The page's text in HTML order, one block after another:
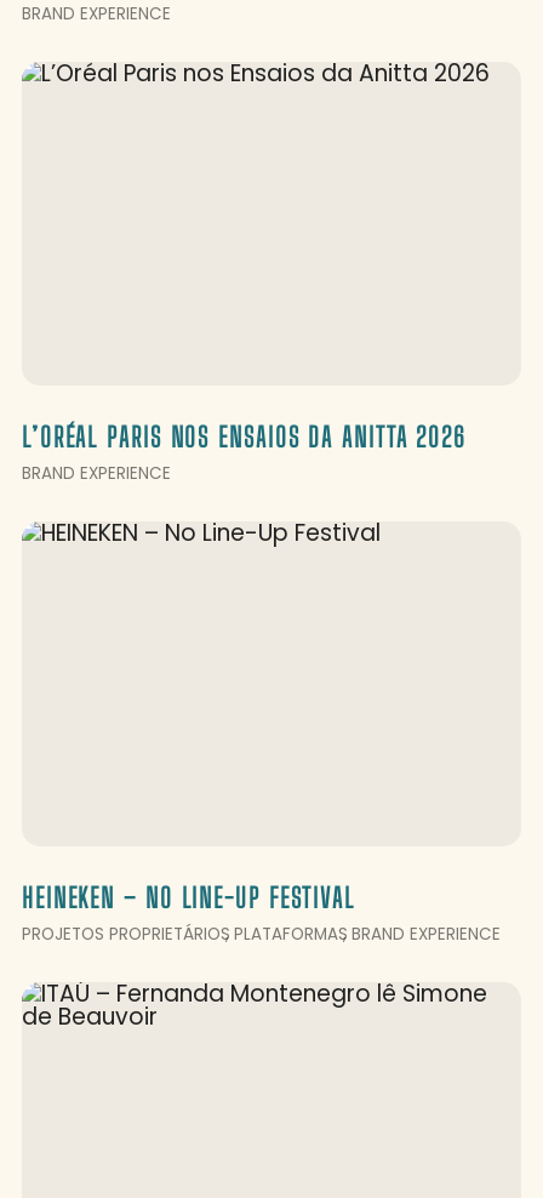
BRAND EXPERIENCE
L’ORÉAL PARIS NOS ENSAIOS DA ANITTA 2026
BRAND EXPERIENCE
HEINEKEN – NO LINE-UP FESTIVAL
PROJETOS PROPRIETÁRIOS PLATAFORMAS BRAND EXPERIENCE